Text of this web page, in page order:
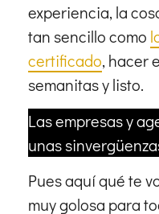
experiencia, la
tan sencillo como
certificado, hacer
semanitas y listo.
Las empresas y
unas
Pues aquí qué te
muy golosa para